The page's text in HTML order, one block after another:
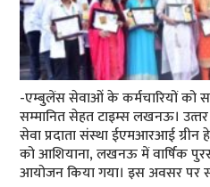
-एम्‍बुलेंस सेवाओं के कर्मचारियों को
सम्‍मानित सेहत टाइम्स लखनऊ।
सेवा प्रदाता संस्‍था ईएमआरआई
को आशियाना, लखनऊ में वार्षिक
आयोजन किया गया। इस अवसर पर